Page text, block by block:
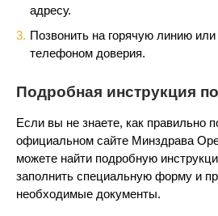
адресу.
Позвонить на горячую линию или
телефоном доверия.
Подробная инструкция
Если вы не знаете, как правильно
официальном сайте Минздрава
можете найти подробную
заполнить специальную форму и
необходимые документы.